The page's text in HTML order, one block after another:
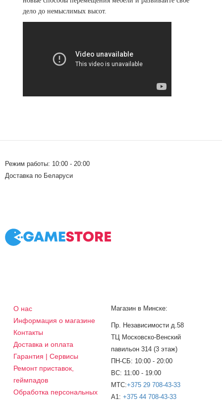
дело до немыслимых высот.
Режим работы: 10:00 - 20:00
Доставка по Беларуси
О нас
Информация о магазине
Контакты
Доставка и оплата
Гарантия | Сервисы
Ремонт приставок,
геймпадов
Обработка персональных
Магазин в Минске:
Пр. Независимости д.58
ТЦ Московско-Венский
павильон 314 (3 этаж)
ПН-СБ: 10:00 - 20:00
ВС: 11:00 - 19:00
МТС:+375 29 708-43-33
A1: +375 44 708-43-33